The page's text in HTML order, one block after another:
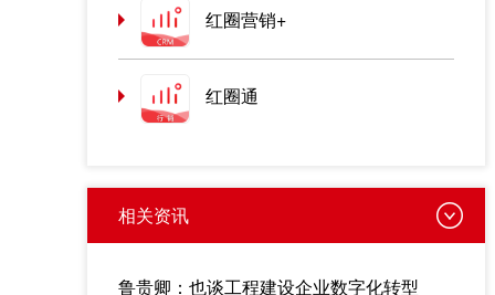
红圈营销+
红圈通
相关资讯
鲁贵卿：也谈工程建设企业数字化转型